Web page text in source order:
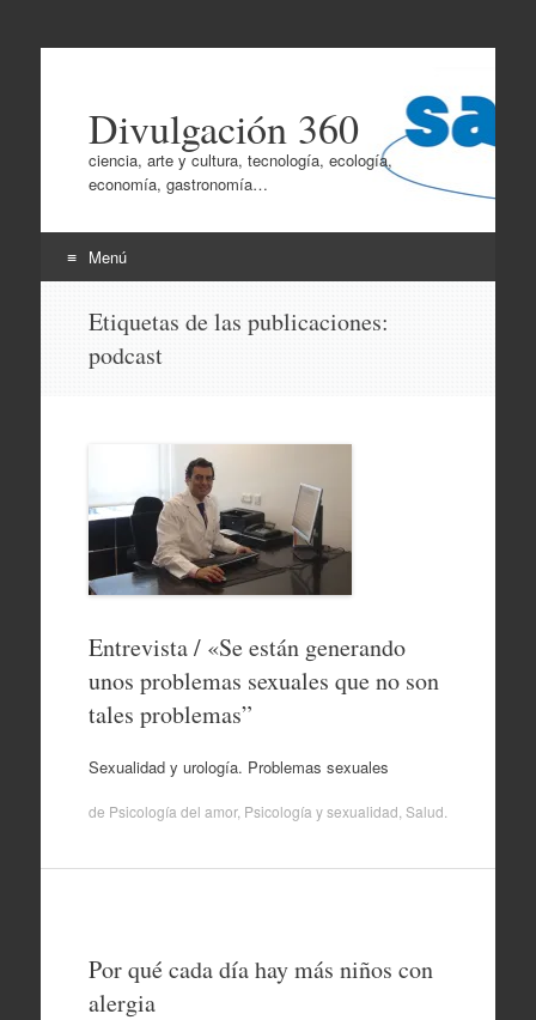
Divulgación 360
ciencia, arte y cultura, tecnología, ecología,
economía, gastronomía…
Menú
contenido
Etiquetas de las publicaciones:
podcast
Entrevista / «Se están generando
unos problemas sexuales que no son
tales problemas”
Sexualidad y urología. Problemas sexuales
de Psicología del amor, Psicología y sexualidad Salud
Por qué cada día hay más niños con
alergia